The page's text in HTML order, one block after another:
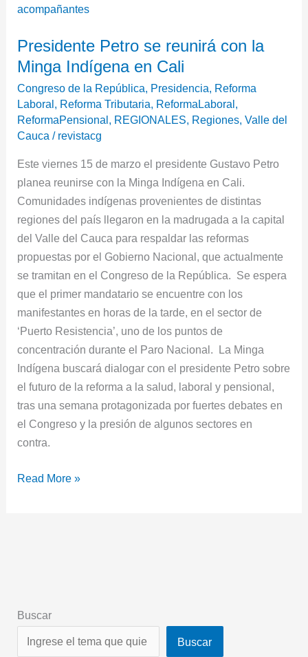
Presidente Petro se reunirá con la
Minga Indígena en Cali
Congreso de la República, Presidencia, Reforma
Laboral, Reforma Tributaria, ReformaLaboral,
ReformaPensional, REGIONALES, Regiones,Valle del
Cauca / revistacg
Este viernes 15 de marzo el presidente Gustavo Petro
planea reunirse con la Minga Indígena en Cali.
Comunidades indígenas provenientes de distintas
regiones del país llegaron en la madrugada a la capital
del Valle del Cauca para respaldar las reformas
propuestas por el Gobierno Nacional, que actualmente
se tramitan en el Congreso de la República. Se espera
que el primer mandatario se encuentre con los
manifestantes en horas de la tarde, en el sector de
‘Puerto Resistencia’, uno de los puntos de
concentración durante el Paro Nacional. La Minga
Indígena buscará dialogar con el presidente Petro sobre
el futuro de la reforma a la salud, laboral y pensional,
tras una semana protagonizada por fuertes debates en
el Congreso y la presión de algunos sectores en
contra.
se
con
la
Minga
Indígena
en
Cali
Read More »
Buscar
Buscar